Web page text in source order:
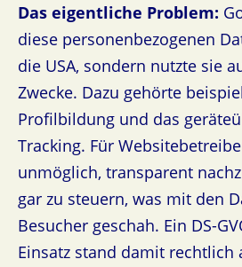
Das eigentliche Problem:
diese personenbezogenen
die USA, sondern nutzte sie
Zwecke. Dazu gehörte
Profilbildung und das
Tracking. Für
unmöglich, transparent
gar zu steuern, was mit den
Besucher geschah. Ein DS-
Einsatz stand damit rechtlich